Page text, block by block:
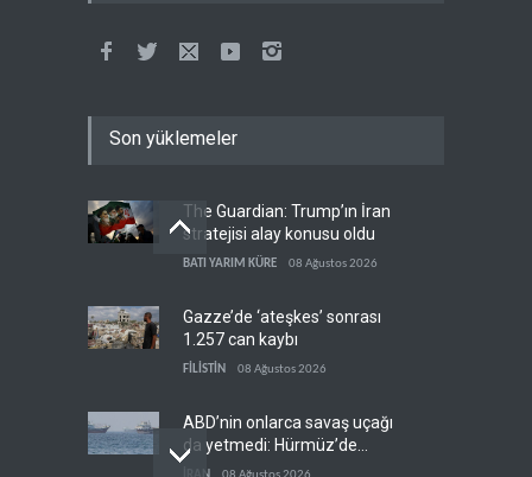
Son yüklemeler
The Guardian: Trump’ın İran
stratejisi alay konusu oldu
BATI YARIM KÜRE 08 Ağustos 2026
Gazze’de ‘ateşkes’ sonrası
1.257 can kaybı
FİLİSTİN 08 Ağustos 2026
ABD’nin onlarca savaş uçağı
da yetmedi: Hürmüz’de
gemi vuruldu